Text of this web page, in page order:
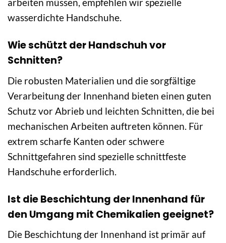
arbeiten müssen, empfehlen wir spezielle
wasserdichte Handschuhe.
Wie schützt der Handschuh vor
Schnitten?
Die robusten Materialien und die sorgfältige
Verarbeitung der Innenhand bieten einen guten
Schutz vor Abrieb und leichten Schnitten, die bei
mechanischen Arbeiten auftreten können. Für
extrem scharfe Kanten oder schwere
Schnittgefahren sind spezielle schnittfeste
Handschuhe erforderlich.
Ist die Beschichtung der Innenhand für
den Umgang mit Chemikalien geeignet?
Die Beschichtung der Innenhand ist primär auf